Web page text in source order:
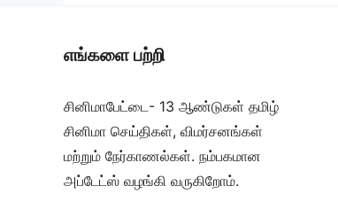
எங்களை பற்றி
சினிமாபேட்டை- 13 ஆண்டுகள் தமிழ்
சினிமா செய்திகள், விமர்சனங்கள்
மற்றும் நேர்காணல்கள். நம்பகமான
அப்டேட்ஸ் வழங்கி வருகிறோம்.